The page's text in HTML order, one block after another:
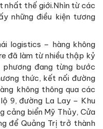
nhất thế giới.Nhìn từ các
những điều kiện tương
logistics – hàng không
đã làm từ nhiều thập kỷ
đang từng bước
thức, kết nối đường
không thông qua các
9, đường La Lay – Khu
cảng biển Mỹ Thủy, Cửa
để Quảng Trị trở thành